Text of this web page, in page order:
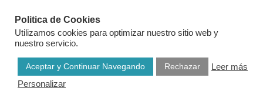
Politica de Cookies
Utilizamos cookies para optimizar nuestro sitio web y
nuestro servicio.
Aceptar y Continuar Navegando Rechazar
Leer más
Personalizar